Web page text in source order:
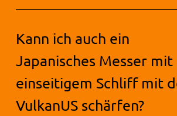
Messer horizontal und
es mit der
Schneide in Richtung
Schärfeinsatzes.
Kann ich auch ein
Japanisches Messer mit
einseitigem Schliff mit
VulkanUS schärfen?